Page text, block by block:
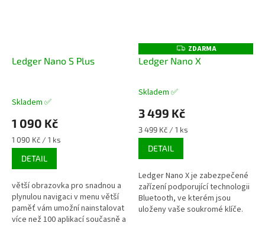
Ledger Nano S Plus
Skladem ✅
1 090 Kč
Měrná
cena:
1 090 Kč / 1 ks
DETAIL
větší obrazovka pro snadnou a
plynulou navigaci v menu větší
paměť vám umožní nainstalovat
více než 100 aplikací současně a
Z
D
A
ZDARMA
Ledger Nano X
Průměrné
produktu
je
5,0
5
hvězdiček.
Skladem ✅
3 499 Kč
Měrná
cena:
3 499 Kč / 1 ks
DETAIL
Ledger Nano X je zabezpečené
zařízení podporující technologii
Bluetooth, ve kterém jsou
uloženy vaše soukromé klíče.